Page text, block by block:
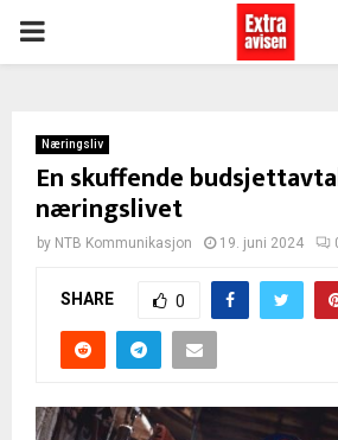
PRIMARY
Næringsliv
En skuffende
næringslivet
by NTB Kommunikasjon 19. juni 2024
SHARE 0